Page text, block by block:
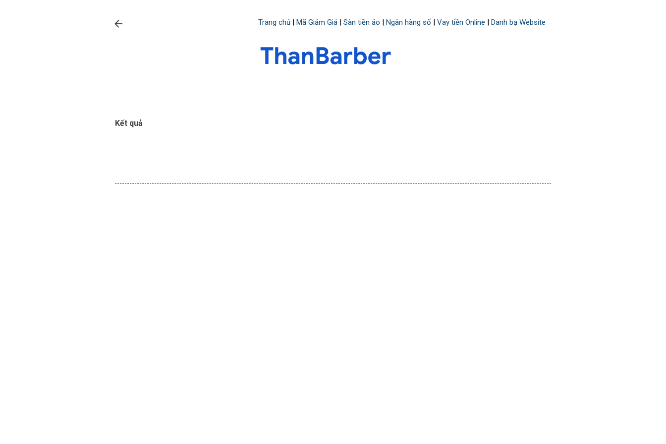
Trang chủ | Mã Giảm Giá | Sàn tiền ảo | Ngân hàng số | Vay tiền Online | Danh bạ Website
Kết quả